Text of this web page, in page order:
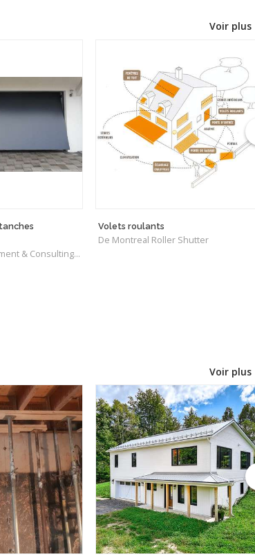
Voir plus
De VORTEX Management & Consulting Ltd
Volets roulants
De Montreal Roller Shutter
Voir plus